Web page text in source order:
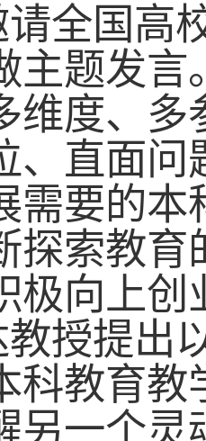
全国高
主题发
维度、
、直面问
需要的
探索教
极向上创
教授提出
科教育教
另一个灵